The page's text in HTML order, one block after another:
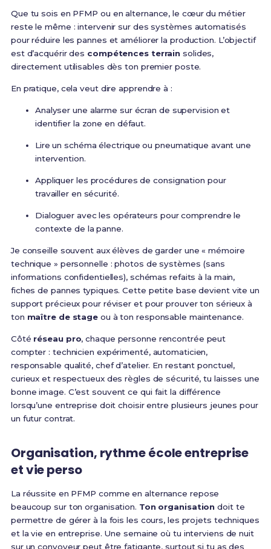
Que tu sois en PFMP ou en alternance, le cœur du métier
reste le même : intervenir sur des systèmes automatisés
pour réduire les pannes et améliorer la production. L’objectif
est d’acquérir des compétences terrain solides,
directement utilisables dès ton premier poste.
En pratique, cela veut dire apprendre à :
Analyser une alarme sur écran de supervision et
identifier la zone en défaut.
Lire un schéma électrique ou pneumatique avant une
intervention.
Appliquer les procédures de consignation pour
travailler en sécurité.
Dialoguer avec les opérateurs pour comprendre le
contexte de la panne.
Je conseille souvent aux élèves de garder une « mémoire
technique » personnelle : photos de systèmes (sans
informations confidentielles), schémas refaits à la main,
fiches de pannes typiques. Cette petite base devient vite un
support précieux pour réviser et pour prouver ton sérieux à
ton maître de stage ou à ton responsable maintenance.
Côté réseau pro, chaque personne rencontrée peut
compter : technicien expérimenté, automaticien,
responsable qualité, chef d’atelier. En restant ponctuel,
curieux et respectueux des règles de sécurité, tu laisses une
bonne image. C’est souvent ce qui fait la différence
lorsqu’une entreprise doit choisir entre plusieurs jeunes pour
un futur contrat.
Organisation, rythme école entreprise
et vie perso
La réussite en PFMP comme en alternance repose
beaucoup sur ton organisation. Ton organisation doit te
permettre de gérer à la fois les cours, les projets techniques
et la vie en entreprise. Une semaine où tu interviens de nuit
sur un convoyeur peut être fatigante, surtout si tu as des